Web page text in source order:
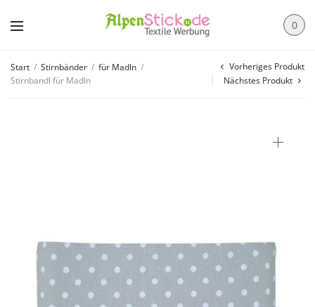
0
Start / Stirnbänder / für Madln /
Stirnbandl für Madln
Vorheriges Produkt
Nächstes Produkt